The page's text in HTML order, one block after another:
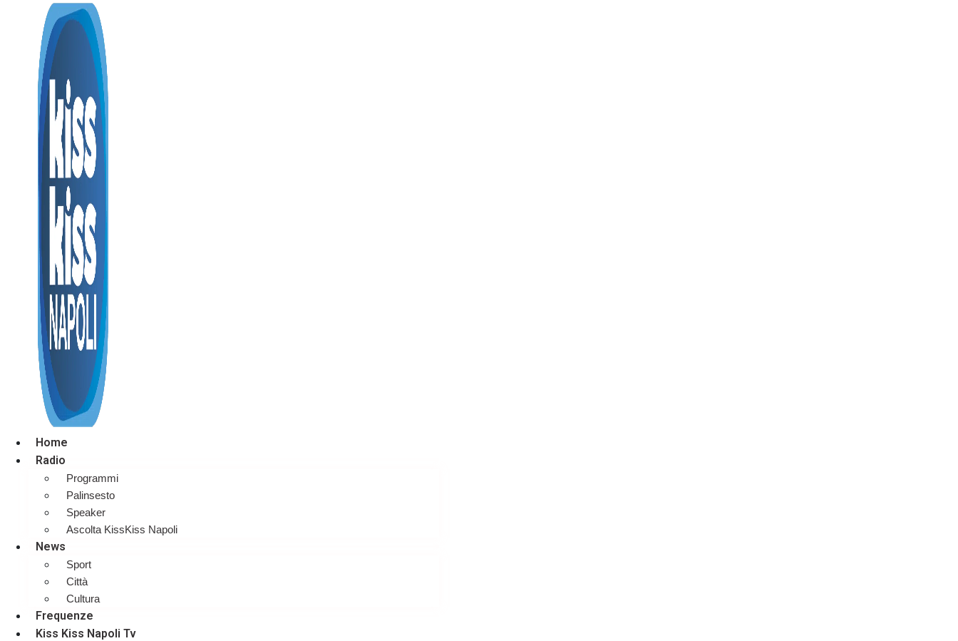
Home
Radio
Programmi
Palinsesto
Speaker
Ascolta KissKiss Napoli
News
Sport
Città
Cultura
Frequenze
Kiss Kiss Napoli Tv